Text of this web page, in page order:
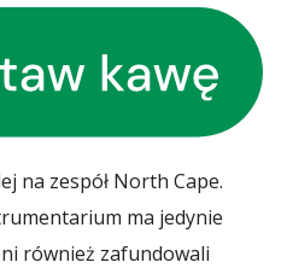
na zespół North Cape.
ma jedynie
również zafundowali